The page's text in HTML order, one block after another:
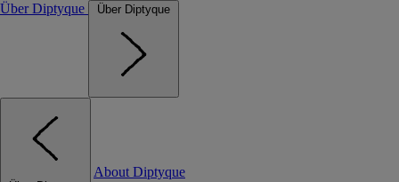
Über Diptyque
Über Diptyque
About Diptyque